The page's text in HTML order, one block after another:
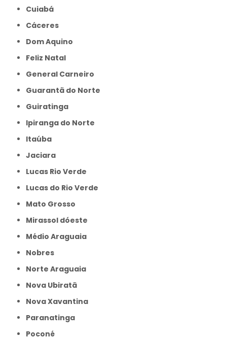
Cuiabá
Cáceres
Dom Aquino
Feliz Natal
General Carneiro
Guarantã do Norte
Guiratinga
Ipiranga do Norte
Itaúba
Jaciara
Lucas Rio Verde
Lucas do Rio Verde
Mato Grosso
Mirassol dóeste
Médio Araguaia
Nobres
Norte Araguaia
Nova Ubiratã
Nova Xavantina
Paranatinga
Poconé